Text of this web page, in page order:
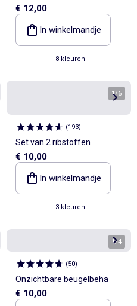
€ 12,00
In winkelmandje
8 kleuren
1/6
(193)
Set van 2 ribstoffen
bandeautopjes zonder
naden
€ 10,00
In winkelmandje
3 kleuren
1/4
(50)
Onzichtbare beugelbeha
€ 10,00